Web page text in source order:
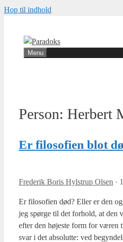
Hop til indhold
Menu
Person: Herbert
Er filosofien blot
Frederik Boris Hylstrup Olsen ·
Er filo­so­fi­en død? Eller er den
jeg spør­ge til det for­hold, at den
efter den høje­ste form for væren
svar i det abso­lut­te: ved